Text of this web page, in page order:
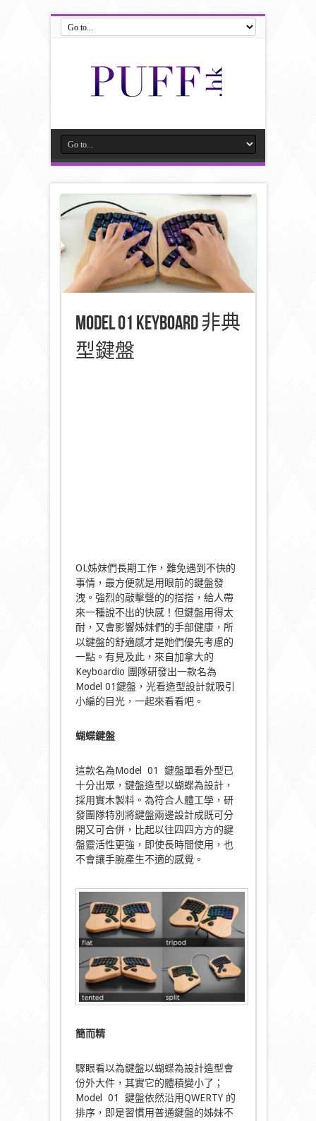
Model 01 Keyboard 非典
型鍵盤
OL姊妹們長期工作，難免遇到不快的
事情，最方便就是用眼前的鍵盤發
洩。強烈的敲擊聲的的搭搭，給人帶
來一種說不出的快感！但鍵盤用得太
耐，又會影響姊妹們的手部健康，所
以鍵盤的舒適感才是她們優先考慮的
一點。有見及此，來自加拿大的
Keyboardio 團隊研發出一款名為
Model 01鍵盤，光看造型設計就吸引
小編的目光，一起來看看吧。
蝴蝶鍵盤
這款名為Model 01 鍵盤單看外型已
十分出眾，鍵盤造型以蝴蝶為設計，
採用實木製料。為符合人體工學，研
發團隊特別將鍵盤兩邊設計成既可分
開又可合併，比起以往四四方方的鍵
盤靈活性更強，即使長時間使用，也
不會讓手腕產生不適的感覺。
簡而精
驟眼看以為鍵盤以蝴蝶為設計造型會
份外大件，其實它的體積變小了；
Model 01 鍵盤依然沿用QWERTY 的
排序，即是習慣用普通鍵盤的姊妹不